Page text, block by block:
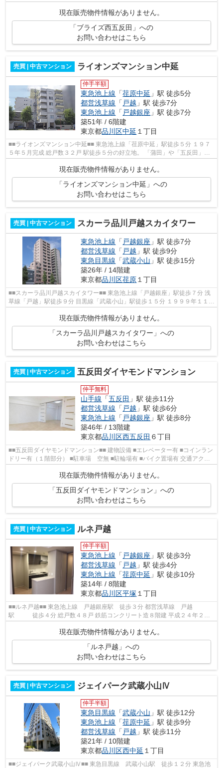
分 東急目黒線 不動前駅 徒歩１２...
現在販売物件情報がありません。
「ブライズ西五反田」への
お問い合わせはこちら
売買 | 中古マンション ライオンズマンション中延
仲手半額
東急池上線 「荏原中延 」駅 徒歩5分
都営浅草線 「 戸越 」駅 徒歩7分
東急池上線 「 戸越銀座 」駅 徒歩7分
築51年 / 6階建
東京都品川区中延 １丁目
■■ライオンズマンション中延■■ 東急池上線「荏原中延」駅徒歩５分 １９７
５年５月完成 総戸数３２戸 駅徒歩５分の好立地。 「蒲田」や「五反田」ま
現在販売物件情報がありません。
「ライオンズマンション中延」への
お問い合わせはこちら
売買 | 中古マンション スカーラ品川戸越スカイタワー
東急池上線 「 戸越銀座 」駅 徒歩7分
都営浅草線 「 戸越 」駅 徒歩9分
東急目黒線 「武蔵小山 」駅 徒歩15分
築26年 / 14階建
東京都品川区荏原 １丁目
■■スカーラ品川戸越スカイタワー■■ 東急池上線「戸越銀座」駅徒歩７分 浅
草線「戸越」駅徒歩９分 目黒線「武蔵小山」駅徒歩１５分 １９９９年１１月
現在販売物件情報がありません。
「スカーラ品川戸越スカイタワー」への
お問い合わせはこちら
売買 | 中古マンション 五反田ダイヤモンドマンション
仲手無料
山手線 「五反田 」駅 徒歩11分
都営浅草線 「 戸越 」駅 徒歩6分
東急池上線 「 戸越銀座 」駅 徒歩8分
築46年 / 13階建
東京都品川区西五反田 ６丁目
■■五反田ダイヤモンドマンション■■ 建物設備 ■エレベーター有 ■コインラン
ドリー有（１階部分） ■駐車場 空無 ■駐輪場有 ■バイク置場有 交通アクセ
ス ■都営浅草線 戸越駅 徒...
現在販売物件情報がありません。
「五反田ダイヤモンドマンション」への
お問い合わせはこちら
売買 | 中古マンション ルネ戸越
仲手半額
東急池上線 「 戸越銀座 」駅 徒歩3分
都営浅草線 「 戸越 」駅 徒歩4分
東急池上線 「荏原中延 」駅 徒歩10分
築14年 / 8階建
東京都品川区平塚１丁目
■■ルネ戸越■■ 東急池上線 戸越銀座駅 徒歩３分 都営浅草線 戸越
駅 徒歩４分 総戸数４８戸 鉄筋コンクリート造８階建 平成２４年２月
現在販売物件情報がありません。
「ルネ戸越」への
お問い合わせはこちら
売買 | 中古マンション ジェイパーク武蔵小山Ⅳ
仲手半額
東急目黒線 「武蔵小山 」駅 徒歩12分
東急池上線 「荏原中延 」駅 徒歩9分
都営浅草線 「 戸越 」駅 徒歩11分
築21年 / 10階建
東京都品川区西中延 １丁目
■■ジェイパーク武蔵小山Ⅳ■■ 東急目黒線 武蔵小山駅 徒歩１２分 東急池